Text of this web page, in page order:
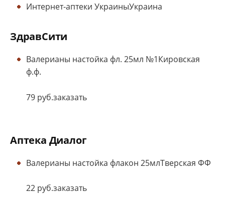
Интернет-аптеки УкраиныУкраина
ЗдравСити
Валерианы настойка фл. 25мл №1Кировская
ф.ф.
79 руб.заказать
Аптека Диалог
Валерианы настойка флакон 25млТверская ФФ
22 руб.заказать